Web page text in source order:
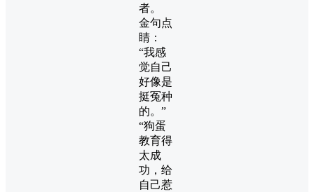
者。
金句点
睛：
“我感
觉自己
好像是
挺冤种
的。”
“狗蛋
教育得
太成
功，给
自己惹